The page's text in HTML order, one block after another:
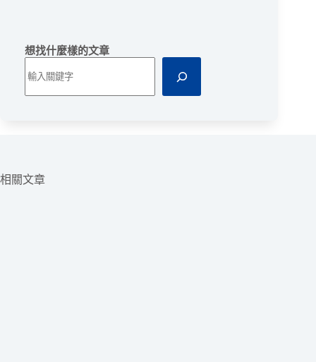
想找什麼樣的文章
相關文章